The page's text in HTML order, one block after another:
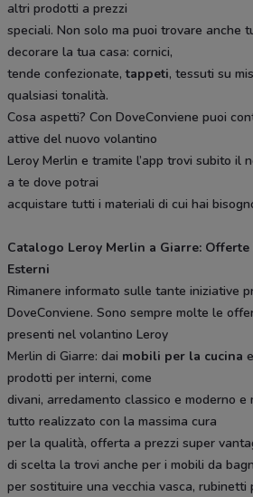
altri prodotti a prezzi
speciali. Non solo ma puoi trovare anche
decorare la tua casa: cornici,
tende confezionate,tappeti, tessuti su
qualsiasi tonalità.
Cosa aspetti? Con DoveConviene puoi
attive del nuovo volantino
Leroy Merlin e tramite l’app trovi subito il
a te dove potrai
acquistare tutti i materiali di cui hai
Catalogo Leroy Merlin a Giarre:
Esterni
Rimanere informato sulle tante iniziative
DoveConviene. Sono sempre molte le
presenti nel volantino Leroy
Merlin di Giarre: dai mobili per la cucina
prodotti per interni, come
divani, arredamento classico e moderno
tutto realizzato con la massima cura
per la qualità, offerta a prezzi super
di scelta la trovi anche per i mobili da
per sostituire una vecchia vasca, rubinetti